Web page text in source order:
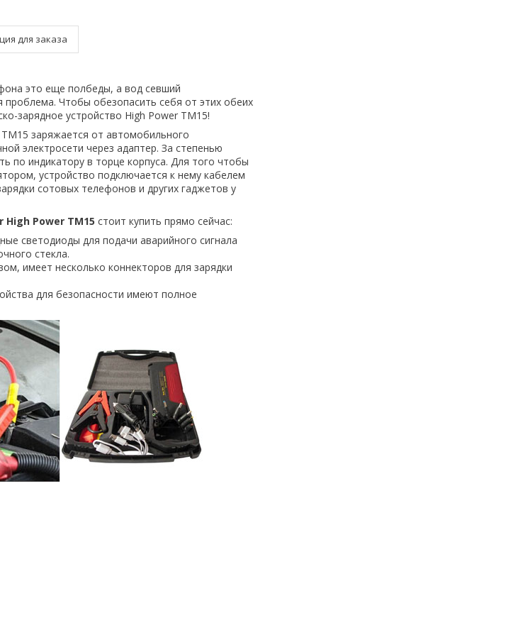
для заказа
это еще полбеды, а вод севший
Чтобы обезопасить себя от этих обеих
зарядное устройство High Power TM15!
заряжается от автомобильного
электросети через адаптер. За степенью
по индикатору в торце корпуса. Для того чтобы
устройство подключается к нему кабелем
сотовых телефонов и других гаджетов у
High Power TM15 стоит купить прямо сейчас:
светодиоды для подачи аварийного сигнала
стекла.
имеет несколько коннекторов для зарядки
для безопасности имеют полное